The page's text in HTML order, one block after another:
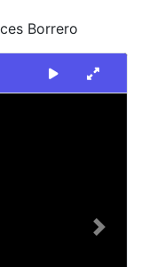
Borrero
Next